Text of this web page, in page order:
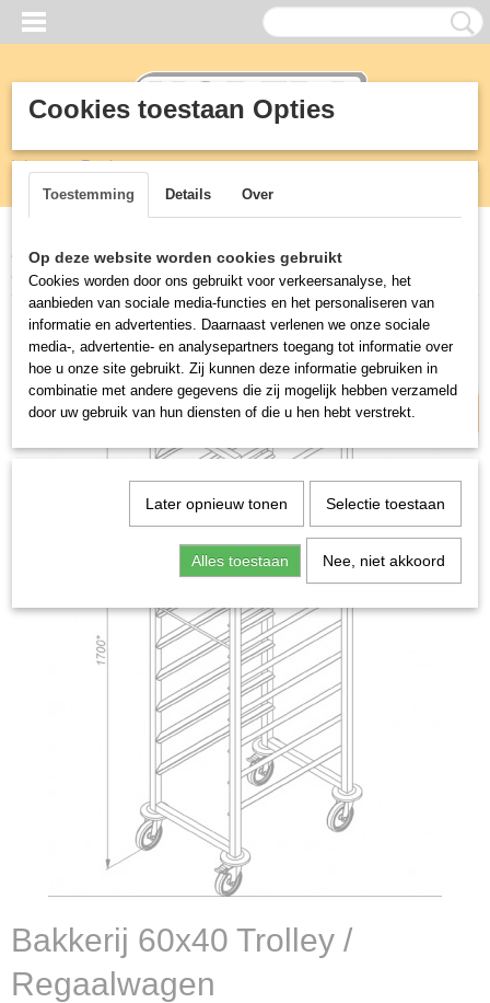
Inloggen Registreren
(0)
Home >RVS>Trolley - Regaalwagen>Bakkerij 60x40 Trolley /
Regaalwagen
Productietijd: 3 weken
Bakkerij 60x40 Trolley /
Regaalwagen
Cookies toestaan Opties
Toestemming Details Over
Op deze website worden cookies gebruikt
Cookies worden door ons gebruikt voor verkeersanalyse, het
aanbieden van sociale media-functies en het personaliseren van
informatie en advertenties. Daarnaast verlenen we onze sociale
media-, advertentie- en analysepartners toegang tot informatie over
hoe u onze site gebruikt. Zij kunnen deze informatie gebruiken in
combinatie met andere gegevens die zij mogelijk hebben verzameld
door uw gebruik van hun diensten of die u hen hebt verstrekt.
Later opnieuw tonen Selectie toestaan
Alles toestaan Nee, niet akkoord